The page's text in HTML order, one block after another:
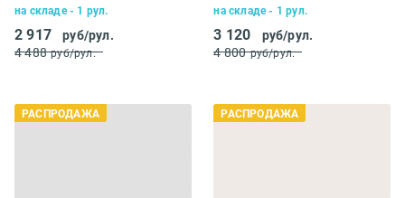
на складе - 1 рул.
2 917
руб/рул.
4 488 руб/рул.
на складе - 1 рул.
3 120
руб/рул.
4 800 руб/рул.
РАСПРОДАЖА РАСПРОДАЖА